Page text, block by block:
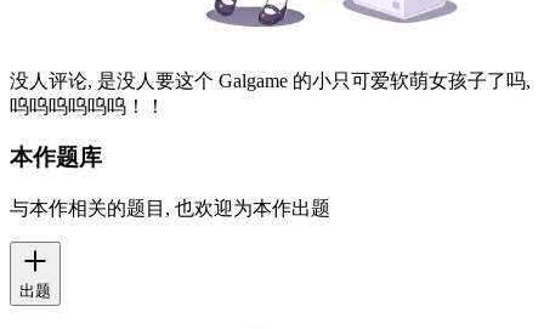
没人评论, 是没人要这个 Galgame 的小只可爱软萌女孩子了吗,
呜呜呜呜呜呜！！
本作题库
与本作相关的题目, 也欢迎为本作出题
出题